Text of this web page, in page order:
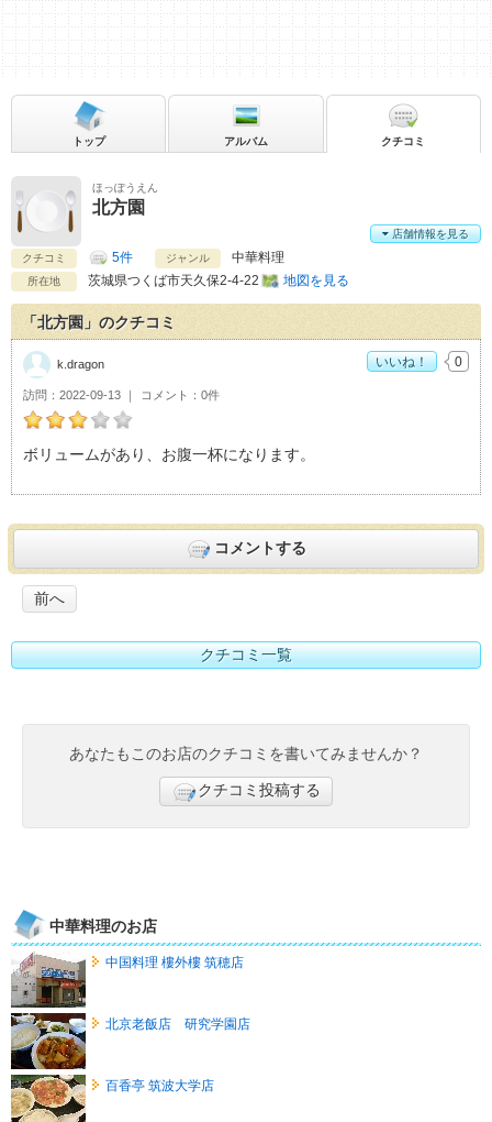
ほっぽうえん
北方園
クチコミ 5件 ジャンル 中華料理
所在地 茨城県つくば市天久保2-4-22 地図を見る
店舗情報を見る
トップ アルバム クチコミ
「北方園」のクチコミ
k.dragonの北方園おすすめ度：3
ボリュームがあり、お腹一杯になります。
訪問 2022-09-13 コメント 0件
k.dragon いいね！ 0
コメントする
前へ
クチコミ一覧
あなたもこのお店のクチコミを書いてみませんか？
クチコミ投稿する
中華料理のお店
中国料理 樓外樓 筑穂店
北京老飯店 研究学園店
百香亭 筑波大学店